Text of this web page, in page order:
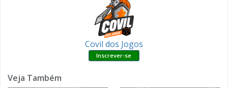
Covil dos Jogos
Veja Também